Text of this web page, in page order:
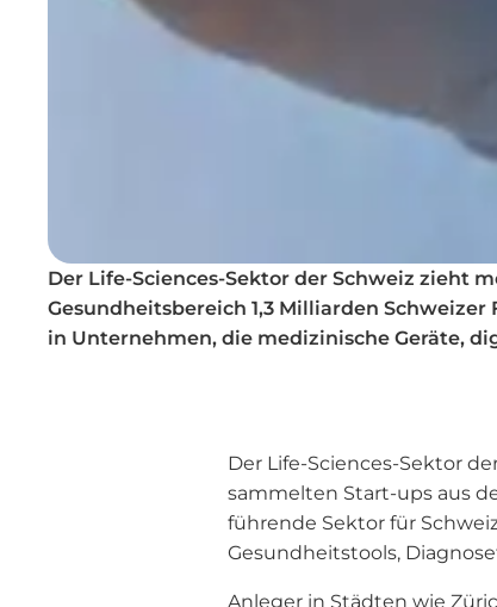
Der Life-Sciences-Sektor der Schweiz zieht
Gesundheitsbereich 1,3 Milliarden
in Unternehmen, die medizinische Geräte,
Der Life-Sciences-Sektor
sammelten Start-ups aus
führende Sektor für
Gesundheitstools,
Anleger in Städten wie